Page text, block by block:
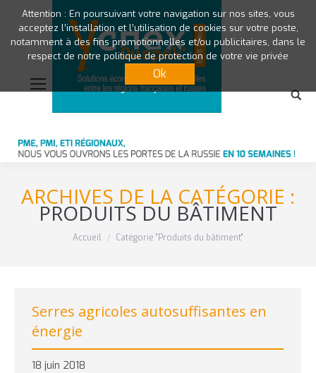
ARCHIVES DE LA CATÉGORIE :
PRODUITS DU BÂTIMENT
Vous êtes ici :Accueil Catégorie "Produits du bâtiment"
Serres agricoles autosuffisantes en
énergie
18 juin 2018
Attention : En poursuivant votre navigation sur nos sites, vous
acceptez l’installation et l’utilisation de cookies sur votre poste,
notamment à des fins promotionnelles et/ou publicitaires, dans le
respect de notre politique de protection de votre vie privée
Ok